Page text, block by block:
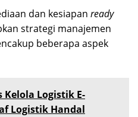
dan kesiapan ready
strategi manajemen
beberapa aspek
Kelola Logistik E-
Logistik Handal